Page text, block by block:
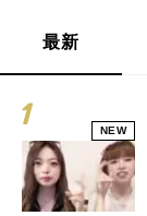
最新
NEW